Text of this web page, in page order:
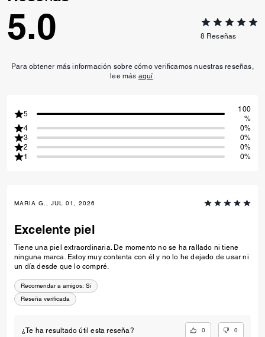
5.0 8 Reseñas
Para obtener más información sobre cómo verificamos nuestras reseñas,
lee más aquí
5
100
%
4
0%
3
0%
2
0%
1
0%
MARIA G., JUL 01, 2026
Excelente piel
Tiene una piel extraordinaria. De momento no se ha rallado ni tiene
ninguna marca. Estoy muy contenta con él y no lo he dejado de usar ni
un día desde que lo compré.
Recomendar a amigos: Sí
Reseña verificada
¿Te ha resultado útil esta reseña? 0 0